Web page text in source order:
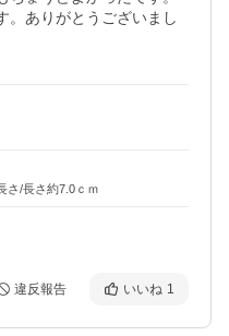
。ありがとうございまし
さ/長さ約7.0ｃｍ
違反報告 いいね 1